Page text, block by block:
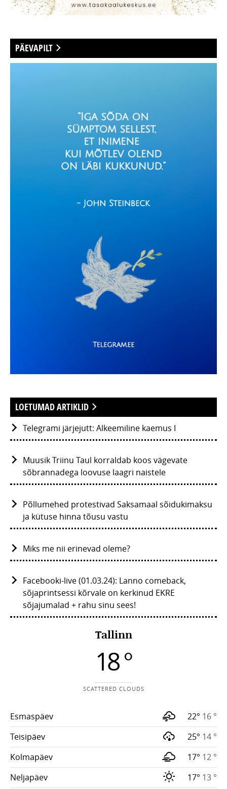
PÄEVAPILT
LOETUMAD ARTIKLID
Telegrami järjejutt: Alkeemiline kaemus I
Muusik Triinu Taul korraldab koos vägevate
sõbrannadega loovuse laagri naistele
Põllumehed protestivad Saksamaal sõidukimaksu
ja kütuse hinna tõusu vastu
Miks me nii erinevad oleme?
Facebooki-live (01.03.24): Lanno comeback,
sõjaprintsessi kõrvale on kerkinud EKRE
sõjajumalad + rahu sinu sees!
Tallinn
18 °
SCATTERED CLOUDS
Esmaspäev 22° 16 °
Teisipäev
25° 14 °
Kolmapäev
17° 12 °
Neljapäev
17° 13 °